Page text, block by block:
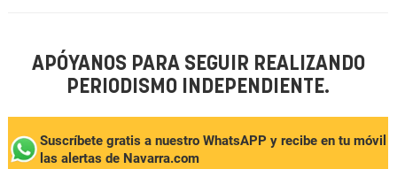
APÓYANOS PARA SEGUIR REALIZANDO
PERIODISMO INDEPENDIENTE.
Suscríbete gratis a nuestro WhatsAPP y recibe en tu móvil
las alertas de Navarra.com